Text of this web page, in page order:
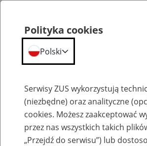
Szkolenia
Polityka cookies
Polski
Serwisy ZUS wykorzystują
(niezbędne) oraz analityczne
cookies. Możesz zaakceptować
przez nas wszystkich takich
„Przejdź do serwisu”) lub